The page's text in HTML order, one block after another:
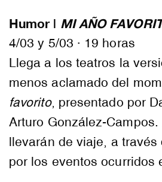
Humor | MI AÑO
4/03 y 5/03 · 19 horas
Llega a los teatros la
menos aclamado del
favorito, presentado por
Arturo González-
llevarán de viaje, a
por los eventos ocurridos